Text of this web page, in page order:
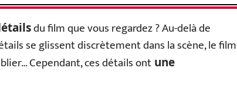
du film que vous regardez ? Au-delà de
se glissent discrètement dans la scène, le film
Cependant, ces détails ont une